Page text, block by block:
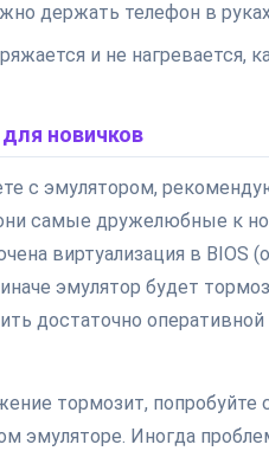
держать телефон в
и не нагревается,
новичков
с эмулятором,
самые дружелюбные к
виртуализация в BIOS
эмулятор будет
достаточно
тормозит, попробуйте
эмуляторе. Иногда